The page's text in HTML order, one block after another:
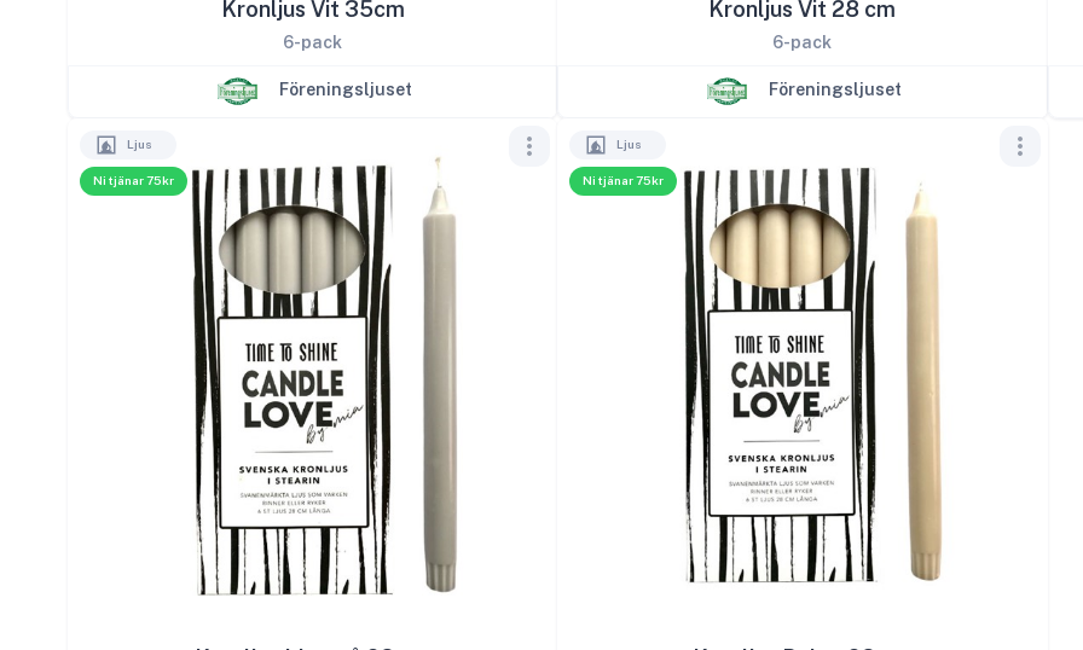
Kronljus Vit 35cm
6-pack
Föreningsljuset
Kronljus Vit 28 cm
6-pack
Föreningsljuset
Ni tjänar 75kr
Ljus
Ni tjänar 75kr
Ljus